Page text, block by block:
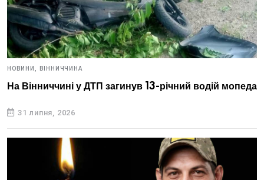
НОВИНИ, ВІННИЧЧИНА
На Вінниччині у ДТП загинув 13-річний водій мопеда
31 липня, 2026